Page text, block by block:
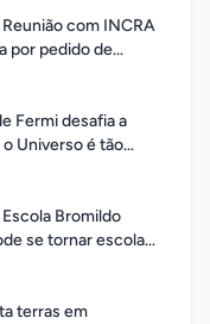
com INCRA
por pedido de
pela população
Fermi desafia a
Universo é tão
ninguém
Bromildo
se tornar escola
terras em